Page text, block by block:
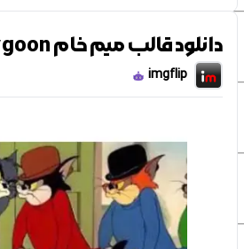
دانلود قالب میم خام tom and jerry goon
imgflip